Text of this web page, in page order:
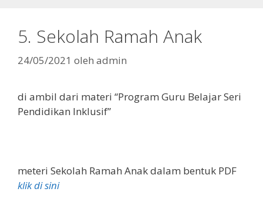
5. Sekolah Ramah Anak
24/05/2021 oleh admin
di ambil dari materi “Program Guru Belajar Seri
Pendidikan Inklusif”
meteri Sekolah Ramah Anak dalam bentuk PDF
klik di sini